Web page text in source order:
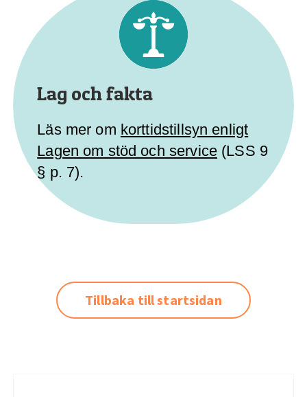
Lag och fakta
Läs mer om korttidstillsyn enligt
Lagen om stöd och service(LSS 9
§ p. 7).
Tillbaka till startsidan